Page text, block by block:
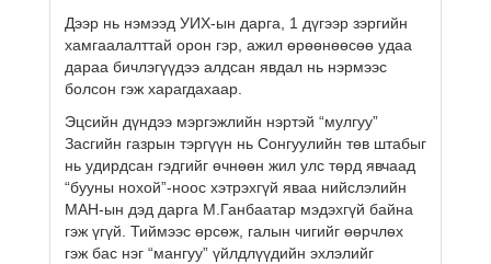
Дээр нь нэмээд УИХ-ын дарга, 1 дүгээр зэргийн
хамгаалалттай орон гэр, ажил өрөөнөөсөө удаа
дараа бичлэгүүдээ алдсан явдал нь нэрмээс
болсон гэж харагдахаар.
Эцсийн дүндээ мэргэжлийн нэртэй “мулгуу”
Засгийн газрын тэргүүн нь Сонгуулийн төв штабыг
нь удирдсан гэдгийг өчнөөн жил улс төрд явчаад
“бууны нохой”-ноос хэтрэхгүй яваа нийслэлийн
МАН-ын дэд дарга М.Ганбаатар мэдэхгүй байна
гэж үгүй. Тиймээс өрсөж, галын чигийг өөрчлөх
гэж бас нэг “мангуу” үйлдлүүдийн эхлэлийг